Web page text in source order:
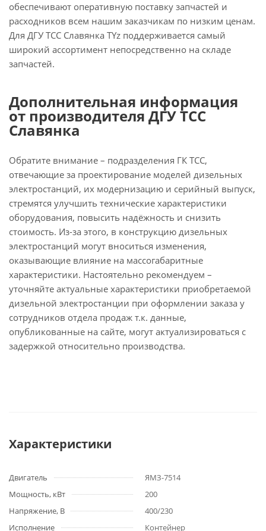
обеспечивают оперативную поставку запчастей и
расходников всем нашим заказчикам по низким ценам.
Для ДГУ ТСС Славянка TYz поддерживается самый
широкий ассортимент непосредственно на складе
запчастей.
Дополнительная информация
от производителя ДГУ ТСС
Славянка
Обратите внимание – подразделения ГК ТСС,
отвечающие за проектирование моделей дизельных
электростанций, их модернизацию и серийный выпуск,
стремятся улучшить технические характеристики
оборудования, повысить надёжность и снизить
стоимость. Из-за этого, в конструкцию дизельных
электростанций могут вноситься изменения,
оказывающие влияние на массогабаритные
характеристики. Настоятельно рекомендуем –
уточняйте актуальные характеристики приобретаемой
дизельной электростанции при оформлении заказа у
сотрудников отдела продаж т.к. данные,
опубликованные на сайте, могут актуализироваться с
задержкой относительно производства.
Характеристики
Двигатель
ЯМЗ-7514
Мощность, кВт
200
Напряжение, В
400/230
Исполнение
Контейнер